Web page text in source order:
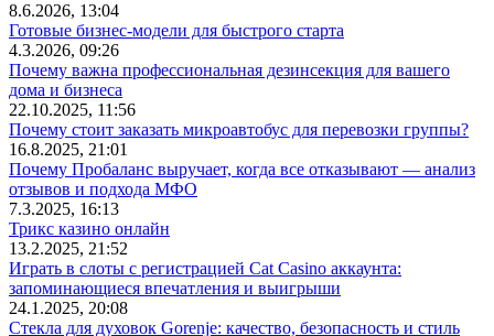
8.6.2026, 13:04
Готовые бизнес-модели для быстрого старта
4.3.2026, 09:26
Почему важна профессиональная дезинсекция для вашего
дома и бизнеса
22.10.2025, 11:56
Почему стоит заказать микроавтобус для перевозки группы?
16.8.2025, 21:01
Почему Пробаланс выручает, когда все отказывают — анализ
отзывов и подхода МФО
7.3.2025, 16:13
Трикс казино онлайн
13.2.2025, 21:52
Играть в слоты с регистрацией Cat Casino аккаунта:
запоминающиеся впечатления и выигрыши
24.1.2025, 20:08
Стекла для духовок Gorenje: качество, безопасность и стиль